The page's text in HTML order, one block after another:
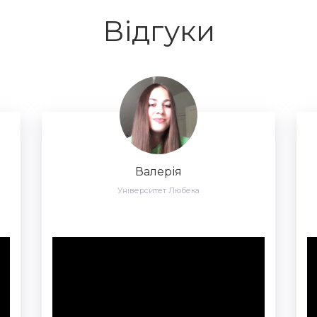
Відгуки
Ярослав
Зальцбурзький університет